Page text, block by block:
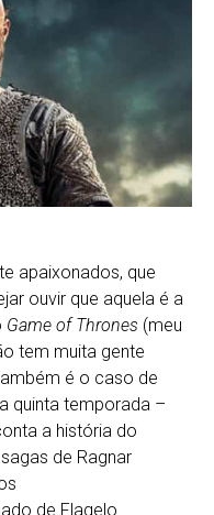
apaixonados, que
ouvir que aquela é a
Game of Thrones (meu
tem muita gente
é o caso de
quinta temporada –
a história do
de Ragnar
de Flagelo